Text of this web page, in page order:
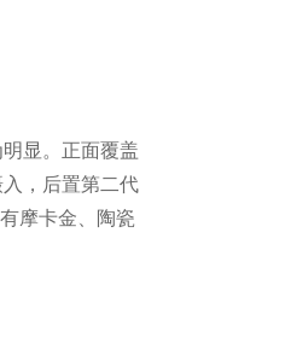
显。正面覆盖
，后置第二代
摩卡金、陶瓷